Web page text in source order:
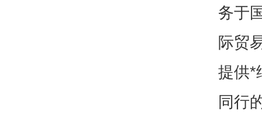
务于
际贸
提供*
同行